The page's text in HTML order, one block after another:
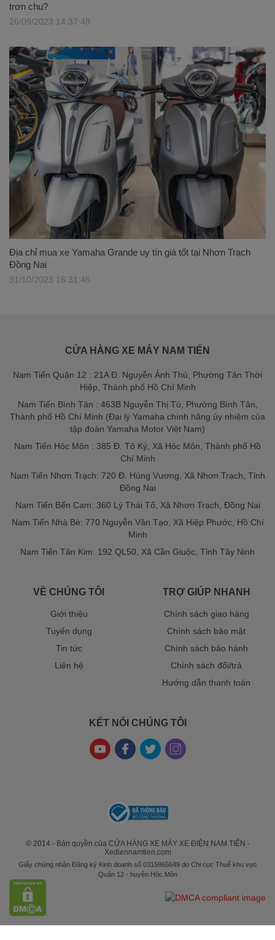
trơn chu?
26/09/2023 14:37:48
Địa chỉ mua xe Yamaha Grande uy tín giá tốt tại Nhơn Trạch
Đồng Nai
31/10/2023 16:31:46
CỬA HÀNG XE MÁY NAM TIẾN
Nam Tiến Quận 12 : 21A Đ. Nguyễn Ảnh Thủ, Phường Tân Thới
Hiệp, Thành phố Hồ Chí Minh
Nam Tiến Bình Tân : 463B Nguyễn Thị Tú, Phường Bình Tân,
Thành phố Hồ Chí Minh (Đại lý Yamaha chính hãng ủy nhiệm của
tập đoàn Yamaha Motor Việt Nam)
Nam Tiến Hóc Môn : 385 Đ. Tô Ký, Xã Hóc Môn, Thành phố Hồ
Chí Minh
Nam Tiến Nhơn Trạch: 720 Đ. Hùng Vương, Xã Nhơn Trạch, Tỉnh
Đồng Nai
Nam Tiến Bến Cam: 360 Lý Thái Tổ, Xã Nhơn Trạch, Đồng Nai
Nam Tiến Nhà Bè: 770 Nguyễn Văn Tạo, Xã Hiệp Phước, Hồ Chí
Minh
Nam Tiến Tân Kim: 192 QL50, Xã Cần Giuộc, Tỉnh Tây Ninh
VỀ CHÚNG TÔI
Giới thiệu
Tuyển dụng
Tin tức
Liên hệ
TRỢ GIÚP NHANH
Chính sách giao hàng
Chính sách bảo mật
Chính sách bảo hành
Chính sách đổi/trả
Hướng dẫn thanh toán
KẾT NỐI CHÚNG TÔI
© 2014 - Bản quyền của CỬA HÀNG XE MÁY XE ĐIỆN NAM TIẾN -
Xediennamtien.com
Giấy chứng nhận Đăng ký Kinh doanh số 0315865649 do Chi cục Thuế khu vực
Quận 12 - huyện Hóc Môn